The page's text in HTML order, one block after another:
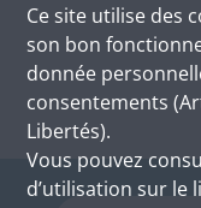
Ce site utilise des
son bon
donnée
consentements
Libertés).
Vous pouvez
d’utilisation sur le